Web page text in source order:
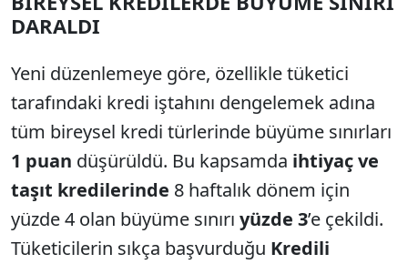
DARALDI
Yeni düzenlemeye göre, özellikle tüketici
tarafındaki kredi iştahını dengelemek adına
tüm bireysel kredi türlerinde büyüme sınırları
1 puan düşürüldü. Bu kapsamda ihtiyaç ve
taşıt kredilerinde 8 haftalık dönem için
yüzde 4 olan büyüme sınırı yüzde 3’e çekildi.
Tüketicilerin sıkça başvurduğu Kredili